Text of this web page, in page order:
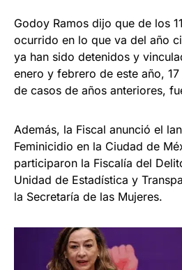
Godoy Ramos dijo que de los
ocurrido en lo que va del año
ya han sido detenidos y
enero y febrero de este año,
de casos de años anteriores,
Además, la Fiscal anunció el
Feminicidio en la Ciudad de
participaron la Fiscalía del
Unidad de Estadística y
la Secretaría de las Mujeres.